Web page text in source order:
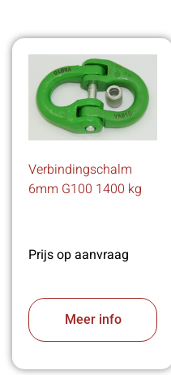
Verbindingschalm
6mm G100 1400 kg
Prijs op aanvraag
Meer info